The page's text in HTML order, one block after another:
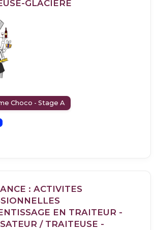
GLACIERE
Choco - Stage A
: ACTIVITES
EN TRAITEUR -
/ TRAITEUSE -